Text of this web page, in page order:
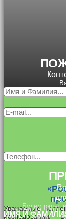
Уважаемые
исследовании.
Будем рады,
ИМЯ И